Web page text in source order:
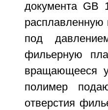
документа GB
под
фильерную
вращающееся
полимер
отверстия